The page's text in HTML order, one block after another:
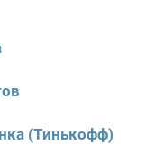
(Тинькофф)